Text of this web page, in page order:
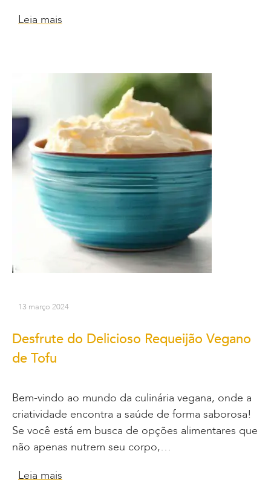
Leia mais
13 março 2024
Desfrute do Delicioso Requeijão Vegano
de Tofu
Bem-vindo ao mundo da culinária vegana, onde a
criatividade encontra a saúde de forma saborosa!
Se você está em busca de opções alimentares que
não apenas nutrem seu corpo,…
Leia mais